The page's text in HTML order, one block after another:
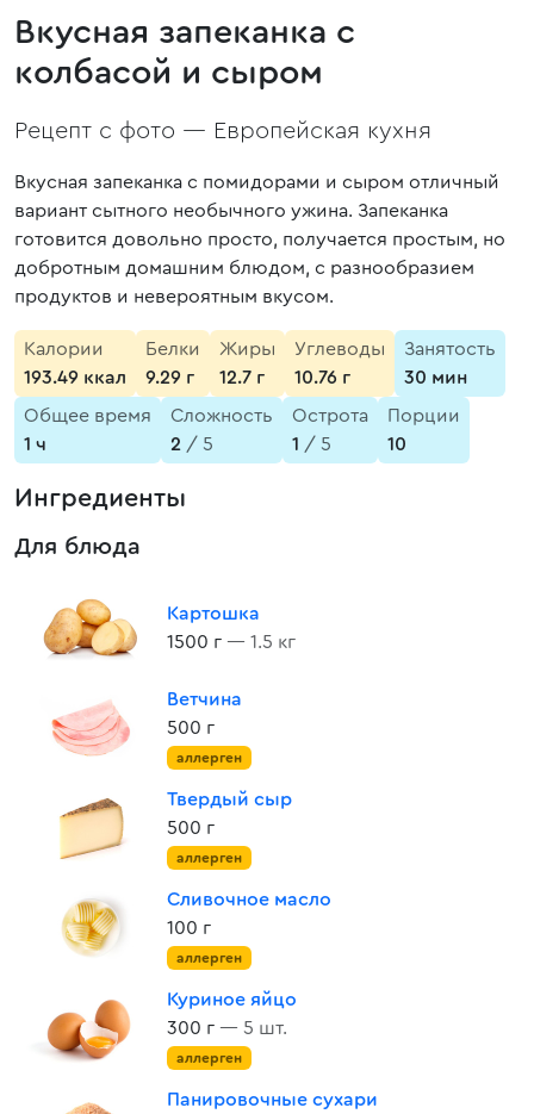
Вкусная запеканка с
колбасой и сыром
Рецепт с фото — Европейская кухня
Вкусная запеканка с помидорами и сыром отличный
вариант сытного необычного ужина. Запеканка
готовится довольно просто, получается простым, но
добротным домашним блюдом, с разнообразием
продуктов и невероятным вкусом.
Калории
193.49 ккал
Белки
9.29 г
Жиры
12.7 г
Углеводы
10.76 г
Занятость
30 мин
Общее время
1 ч
Сложность
2 / 5
Острота
1 / 5
Порции
10
Ингредиенты
Для блюда
Картошка
1500 г — 1.5 кг
Ветчина
500 г
аллерген
Твердый сыр
500 г
аллерген
Сливочное масло
100 г
аллерген
Куриное яйцо
300 г — 5 шт.
аллерген
Панировочные сухари